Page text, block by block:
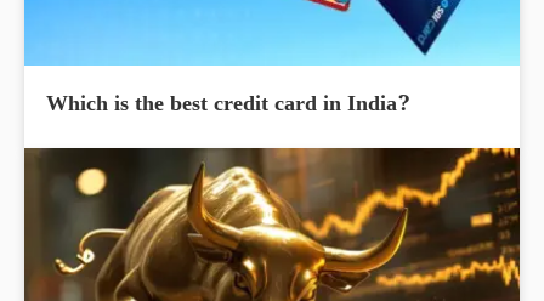
Which is the best credit card in India?